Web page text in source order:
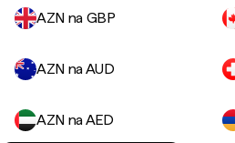
AZN na GBP
AZN na AUD
AZN na AED